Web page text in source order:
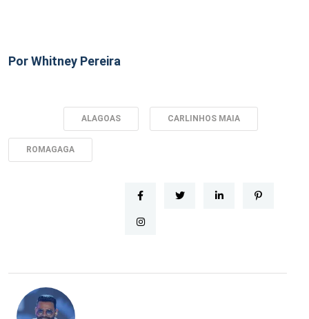
Por Whitney Pereira
ALAGOAS CARLINHOS MAIA
ROMAGAGA